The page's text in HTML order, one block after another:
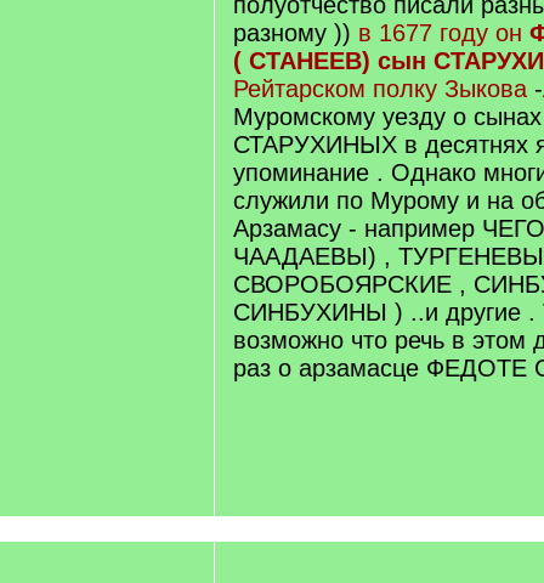
разному )) в 1677 году он
( СТАНЕЕВ) сын
Рейтарском полку Зыкова
Муромскому уезду о сынах
СТАРУХИНЫХ в десятнях
упоминание . Однако
служили по Мурому и на
Арзамасу - например
ЧААДАЕВЫ) ,
СВОРОБОЯРСКИЕ ,
СИНБУХИНЫ ) ..и другие .
возможно что речь в этом
раз о арзамасце